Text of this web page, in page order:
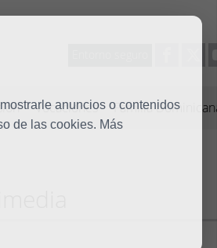
anuncios o contenidos
de las cookies. Más
Vocaciones Familia